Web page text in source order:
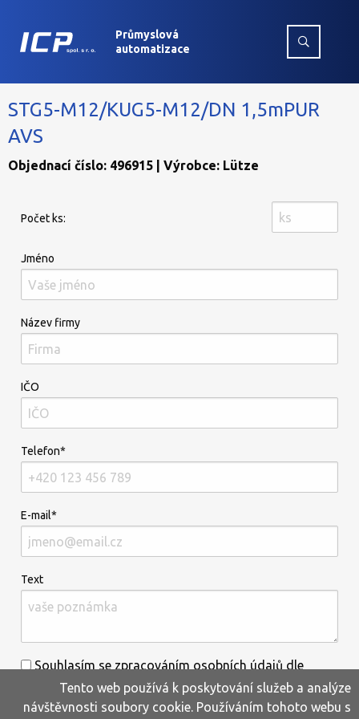
Průmyslová
automatizace
STG5-M12/KUG5-M12/DN 1,5mPUR
AVS
Objednací číslo: 496915 | Výrobce: Lütze
Počet ks:
Jméno
Název firmy
IČO
Telefon*
E-mail*
Text
Souhlasím se zpracováním osobních údajů dle
informací uvedenýchzde.*
Tento web používá k poskytování služeb a analýze
návštěvnosti soubory cookie. Používáním tohoto webu s